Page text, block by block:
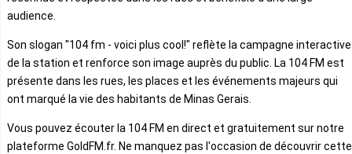
audience.
Son slogan "104 fm - voici plus cool!" reflète la campagne interactive
de la station et renforce son image auprès du public. La 104 FM est
présente dans les rues, les places et les événements majeurs qui
ont marqué la vie des habitants de Minas Gerais.
Vous pouvez écouter la 104 FM en direct et gratuitement sur notre
plateforme GoldFM.fr. Ne manquez pas l'occasion de découvrir cette